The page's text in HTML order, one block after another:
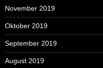
November 2019
Oktober 2019
September 2019
August 2019